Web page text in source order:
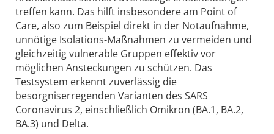
treffen kann. Das hilft insbesondere am Point of
Care, also zum Beispiel direkt in der Notaufnahme,
unnötige Isolations-Maßnahmen zu vermeiden und
gleichzeitig vulnerable Gruppen effektiv vor
möglichen Ansteckungen zu schützen. Das
Testsystem erkennt zuverlässig die
besorgniserregenden Varianten des SARS
Coronavirus 2, einschließlich Omikron (BA.1, BA.2,
BA.3) und Delta.